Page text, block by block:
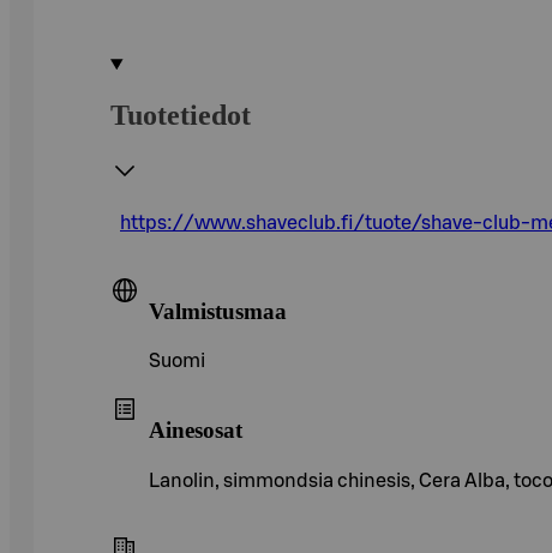
Tuotetiedot
https://www.shaveclub.fi/tuote/shave-club-
Valmistusmaa
Suomi
Ainesosat
Lanolin, simmondsia chinesis, Cera Alba,